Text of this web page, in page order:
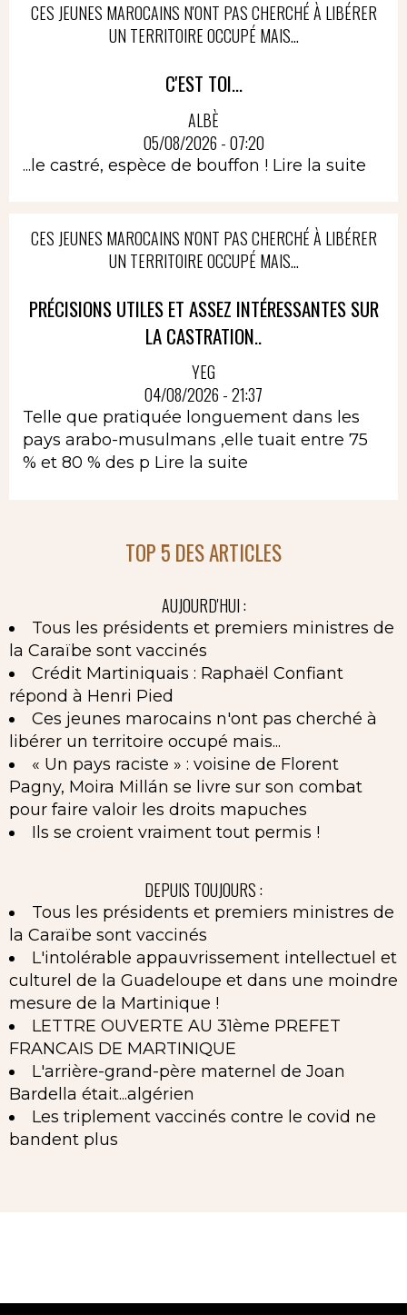
CES JEUNES MAROCAINS N'ONT PAS CHERCHÉ À LIBÉRER
UN TERRITOIRE OCCUPÉ MAIS...
C'EST TOI...
ALBÈ
05/08/2026 - 07:20
...le castré, espèce de bouffon ! Lire la suite
CES JEUNES MAROCAINS N'ONT PAS CHERCHÉ À LIBÉRER
UN TERRITOIRE OCCUPÉ MAIS...
PRÉCISIONS UTILES ET ASSEZ INTÉRESSANTES SUR
LA CASTRATION..
YEG
04/08/2026 - 21:37
Telle que pratiquée longuement dans les
pays arabo-musulmans ,elle tuait entre 75
% et 80 % des p Lire la suite
TOP 5 DES ARTICLES
AUJOURD'HUI :
Tous les présidents et premiers ministres de
la Caraïbe sont vaccinés
Crédit Martiniquais : Raphaël Confiant
répond à Henri Pied
Ces jeunes marocains n'ont pas cherché à
libérer un territoire occupé mais...
« Un pays raciste » : voisine de Florent
Pagny, Moira Millán se livre sur son combat
pour faire valoir les droits mapuches
Ils se croient vraiment tout permis !
DEPUIS TOUJOURS :
Tous les présidents et premiers ministres de
la Caraïbe sont vaccinés
L'intolérable appauvrissement intellectuel et
culturel de la Guadeloupe et dans une moindre
mesure de la Martinique !
LETTRE OUVERTE AU 31ème PREFET
FRANCAIS DE MARTINIQUE
L'arrière-grand-père maternel de Joan
Bardella était...algérien
Les triplement vaccinés contre le covid ne
bandent plus